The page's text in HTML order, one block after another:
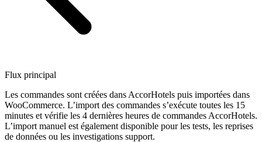
Flux principal
Les commandes sont créées dans AccorHotels puis importées dans
WooCommerce. L’import des commandes s’exécute toutes les 15
minutes et vérifie les 4 dernières heures de commandes AccorHotels.
L’import manuel est également disponible pour les tests, les reprises
de données ou les investigations support.